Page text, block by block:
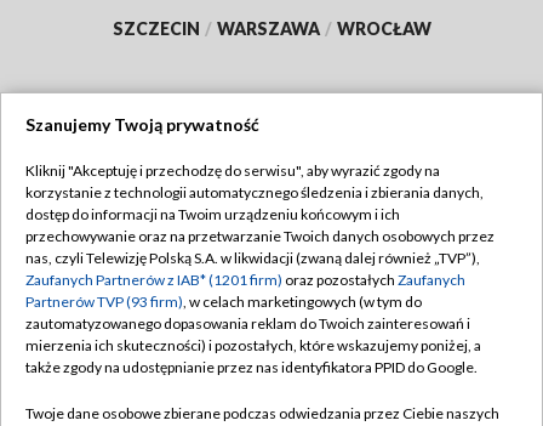
SZCZECIN / WARSZAWA / WROCŁAW
TVP
Abonament TVP
Emisja w TVP
Centrum informacji TVP
Naziemna Telewizja Cyfrowa
Regulamin TVP
Polityka prywatności
Moje zgody
Pomoc
Szanujemy Twoją prywatność
Kliknij "Akceptuję i przechodzę do serwisu", aby wyrazić zgody na
korzystanie z technologii automatycznego śledzenia i zbierania danych,
dostęp do informacji na Twoim urządzeniu końcowym i ich
przechowywanie oraz na przetwarzanie Twoich danych osobowych przez
nas, czyli Telewizję Polską S.A. w likwidacji (zwaną dalej również „TVP”),
Zaufanych Partnerów z IAB* (1201 firm) oraz pozostałych Zaufanych
Partnerów TVP (93 firm), w celach marketingowych (w tym do
zautomatyzowanego dopasowania reklam do Twoich zainteresowań i
mierzenia ich skuteczności) i pozostałych, które wskazujemy poniżej, a
także zgody na udostępnianie przez nas identyfikatora PPID do Google.
Twoje dane osobowe zbierane podczas odwiedzania przez Ciebie naszych